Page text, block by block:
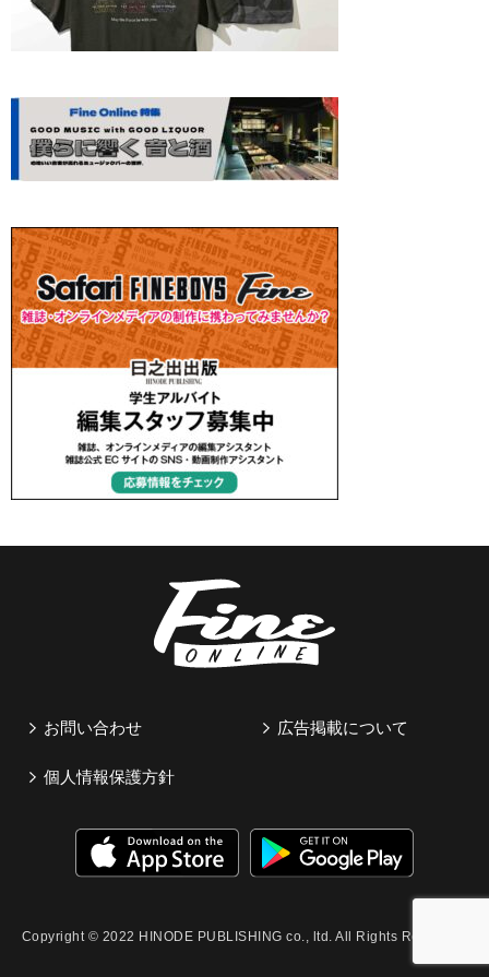
お問い合わせ 広告掲載について
個人情報保護方針
Copyright © 2022 HINODE PUBLISHING co., ltd. All Rights Reserved.